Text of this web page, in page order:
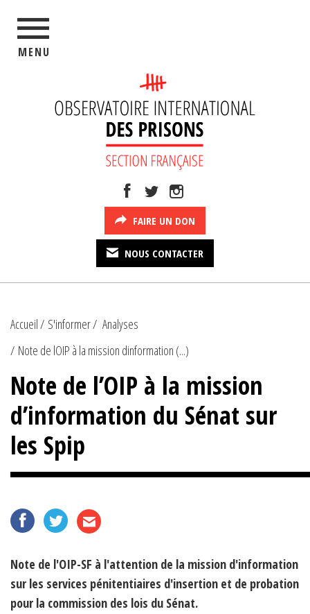
MENU
FAIRE UN DON
NOUS CONTACTER
Accueil S'informer
Analyses
Note de lOIP à la mission dinformation (...)
Note de l’OIP à la mission
d’information du Sénat sur
les Spip
Note de l'OIP-SF à l'attention de la mission d'information
sur les services pénitentiaires d'insertion et de probation
pour la commission des lois du Sénat.